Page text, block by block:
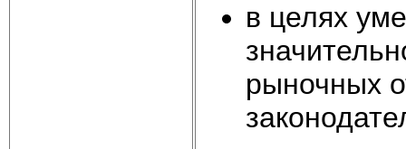
в целях
рыночных